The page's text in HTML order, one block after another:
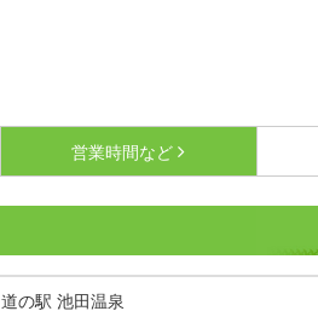
営業時間など
道の駅 池田温泉